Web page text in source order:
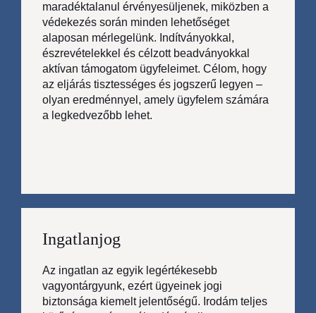
maradéktalanul érvényesüljenek, miközben a
védekezés során minden lehetőséget
alaposan mérlegelünk. Indítványokkal,
észrevételekkel és célzott beadványokkal
aktívan támogatom ügyfeleimet. Célom, hogy
az eljárás tisztességes és jogszerű legyen –
olyan eredménnyel, amely ügyfelem számára
a legkedvezőbb lehet.
Ingatlanjog
Az ingatlan az egyik legértékesebb
vagyontárgyunk, ezért ügyeinek jogi
biztonsága kiemelt jelentőségű. Irodám teljes